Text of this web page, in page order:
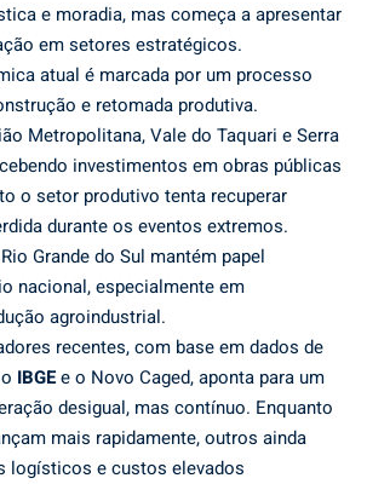
e moradia, mas começa a apresentar
em setores estratégicos.
atual é marcada por um processo
e retomada produtiva.
Metropolitana, Vale do Taquari e Serra
investimentos em obras públicas
o setor produtivo tenta recuperar
durante os eventos extremos.
Grande do Sul mantém papel
nacional, especialmente em
agroindustrial.
recentes, com base em dados de
IBGEe o Novo Caged, aponta para um
desigual, mas contínuo. Enquanto
mais rapidamente, outros ainda
logísticos e custos elevados